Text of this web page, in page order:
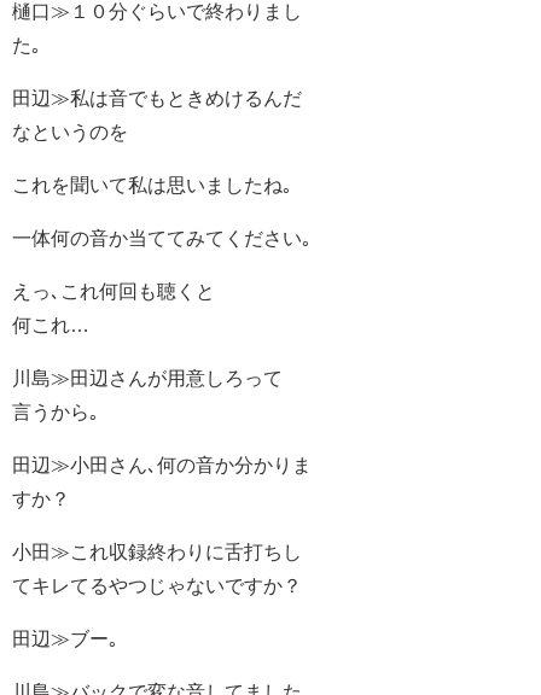
樋口≫１０分ぐらいで終わりまし
た｡
田辺≫私は音でもときめけるんだ
なというのを
これを聞いて私は思いましたね｡
一体何の音か当ててみてください｡
えっ､これ何回も聴くと
何これ…
川島≫田辺さんが用意しろって
言うから｡
田辺≫小田さん､何の音か分かりま
すか？
小田≫これ収録終わりに舌打ちし
てキレてるやつじゃないですか？
田辺≫ブー｡